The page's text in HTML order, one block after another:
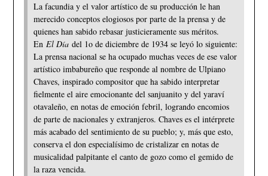
La facundia y el valor artístico de su producción le han
merecido conceptos elogiosos por parte de la prensa y de
quienes han sabido rebasar justicieramente sus méritos.
En El Díadel 1o de diciembre de 1934 se leyó lo siguiente:
La prensa nacional se ha ocupado muchas veces de ese valor
artístico imbabureño que responde al nombre de Ulpiano
Chaves, inspirado compositor que ha sabido interpretar
fielmente el aire emocionante del sanjuanito y del yaraví
otavaleño, en notas de emoción febril, logrando encomios
de parte de nacionales y extranjeros. Chaves es el intérprete
más acabado del sentimiento de su pueblo; y, más que esto,
conserva el don especialísimo de cristalizar en notas de
musicalidad palpitante el canto de gozo como el gemido de
la raza vencida.